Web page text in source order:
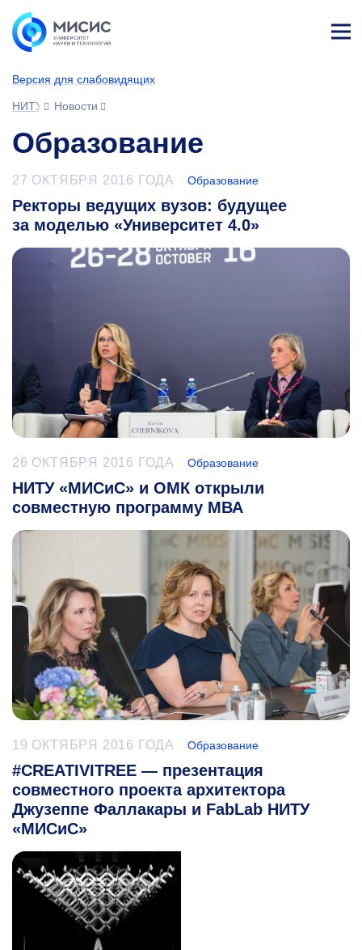
Версия для слабовидящих
НИТУ МИСИС
Новости
Образование
27 ОКТЯБРЯ 2016 ГОДА Образование
Ректоры ведущих вузов: будущее
за моделью «Университет 4.0»
26 ОКТЯБРЯ 2016 ГОДА Образование
НИТУ «МИСиС» и ОМК открыли
совместную программу МВА
19 ОКТЯБРЯ 2016 ГОДА Образование
#CREATIVITREE — презентация
совместного проекта архитектора
Джузеппе Фаллакары и FabLab НИТУ
«МИСиС»